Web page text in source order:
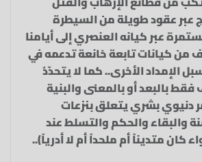
عبر عقود طويلة من السيطرة
عبر كيانه العنصري إلى أيامنا
من كيانات تابعة خانعة تدعمه في
الإمداد الأخرى.. كما لا يتحدّدُ
فقط بالبعد أو بالمعنى والبنية
دنيوي بشري يتعلق بنزعات
والبقاء والحكم والتسلط عند
كان متديناً أم ملحداً أم لا أدرياً)..